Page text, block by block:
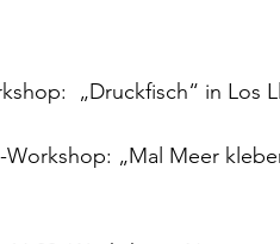
„Druckfisch“ in Los
Workshop: „Mal Meer